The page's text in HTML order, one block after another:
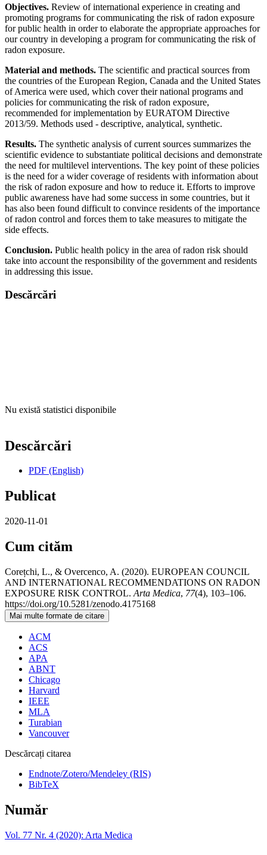
Objectives. Review of international experience in creating and
promoting programs for communicating the risk of radon exposure
for public health in order to elaborate the appropriate approaches for
our country in developing a program for communicating the risk of
radon exposure.
Material and methods. The scientific and practical sources from
the countries of the European Region, Canada and the United States
of America were used, which cover their national programs and
policies for communicating the risk of radon exposure,
recommended for implementation by EURATOM Directive
2013/59. Methods used - descriptive, analytical, synthetic.
Results. The synthetic analysis of current sources summarizes the
scientific evidence to substantiate political decisions and demonstrate
the need for multilevel interventions. The key point of these policies
is the need for a wider coverage of residents with information about
the risk of radon exposure and how to reduce it. Efforts to improve
public awareness have had some success in some countries, but it
has also been found difficult to convince residents of the importance
of radon control and forces them to take measures to mitigate the
side effects.
Conclusion. Public health policy in the area of radon risk should
take into account the responsibility of the government and residents
in addressing this issue.
Descărcări
Nu există statistici disponibile
Descărcări
PDF (English)
Publicat
2020-11-01
Cum cităm
Corețchi, L., & Overcenco, A. (2020). EUROPEAN COUNCIL
AND INTERNATIONAL RECOMMENDATIONS ON RADON
EXPOSURE RISK CONTROL. Arta Medica, 77(4), 103–106.
https://doi.org/10.5281/zenodo.4175168
Mai multe formate de citare
ACM
ACS
APA
ABNT
Chicago
Harvard
IEEE
MLA
Turabian
Vancouver
Descărcați citarea
Endnote/Zotero/Mendeley (RIS)
BibTeX
Număr
Vol. 77 Nr. 4 (2020): Arta Medica